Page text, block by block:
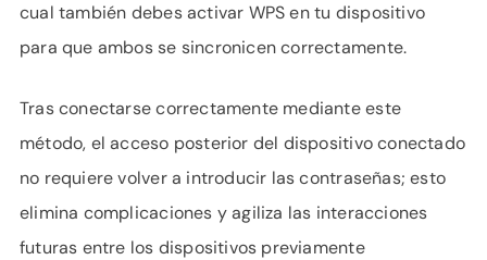
cual también debes activar WPS en tu dispositivo
para que ambos se sincronicen correctamente.
Tras conectarse correctamente mediante este
método, el acceso posterior del dispositivo conectado
no requiere volver a introducir las contraseñas; esto
elimina complicaciones y agiliza las interacciones
futuras entre los dispositivos previamente